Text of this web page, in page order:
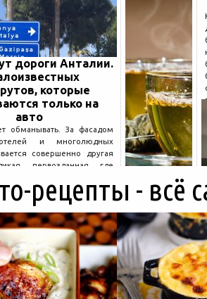
дороги Анталии.
которые
только на
авто
обманывать. За фасадом
и многолюдных
совершенно другая
первозданная, где
дремлют в тени кедров, а
ведут к местам, о которых
ни один автобусный гид....
рецепты - всё